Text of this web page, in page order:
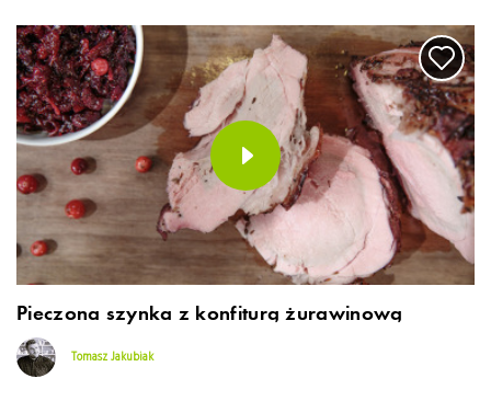
Pieczona szynka z konfiturą żurawinową
Tomasz Jakubiak